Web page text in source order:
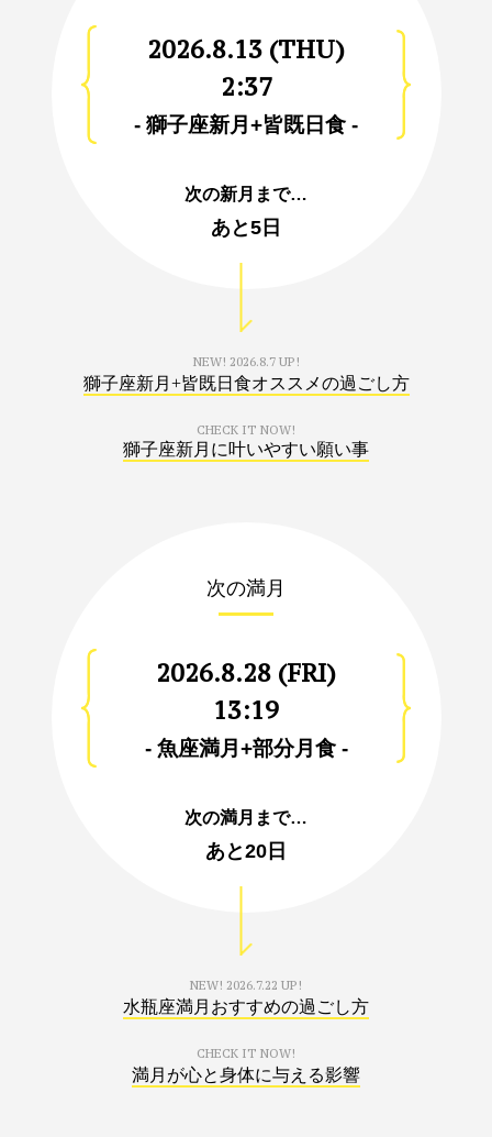
2026.8.13 (THU)
2:37
- 獅子座新月+皆既日食 -
次の新月まで…
あと5日
NEW! 2026.8.7 UP!
獅子座新月+皆既日食オススメの過ごし方
CHECK IT NOW!
獅子座新月に叶いやすい願い事
次の満月
2026.8.28 (FRI)
13:19
- 魚座満月+部分月食 -
次の満月まで…
あと20日
NEW! 2026.7.22 UP!
水瓶座満月おすすめの過ごし方
CHECK IT NOW!
満月が心と身体に与える影響